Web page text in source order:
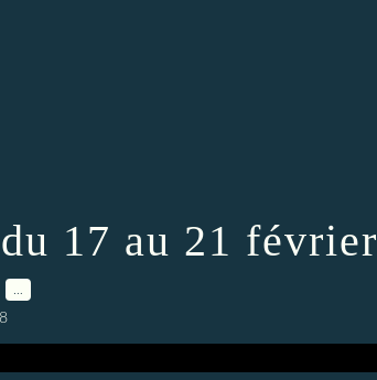
17 au 21 février